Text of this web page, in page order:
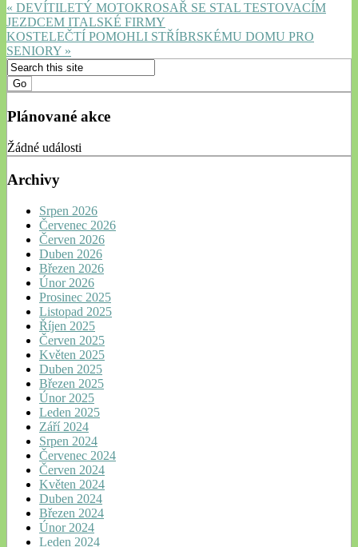
« DEVÍTILETÝ MOTOKROSAŘ SE STAL TESTOVACÍM
JEZDCEM ITALSKÉ FIRMY
KOSTELEČTÍ POMOHLI STŘÍBRSKÉMU DOMU PRO
SENIORY »
Plánované akce
Žádné události
Archivy
Srpen 2026
Červenec 2026
Červen 2026
Duben 2026
Březen 2026
Únor 2026
Prosinec 2025
Listopad 2025
Říjen 2025
Červen 2025
Květen 2025
Duben 2025
Březen 2025
Únor 2025
Leden 2025
Září 2024
Srpen 2024
Červenec 2024
Červen 2024
Květen 2024
Duben 2024
Březen 2024
Únor 2024
Leden 2024